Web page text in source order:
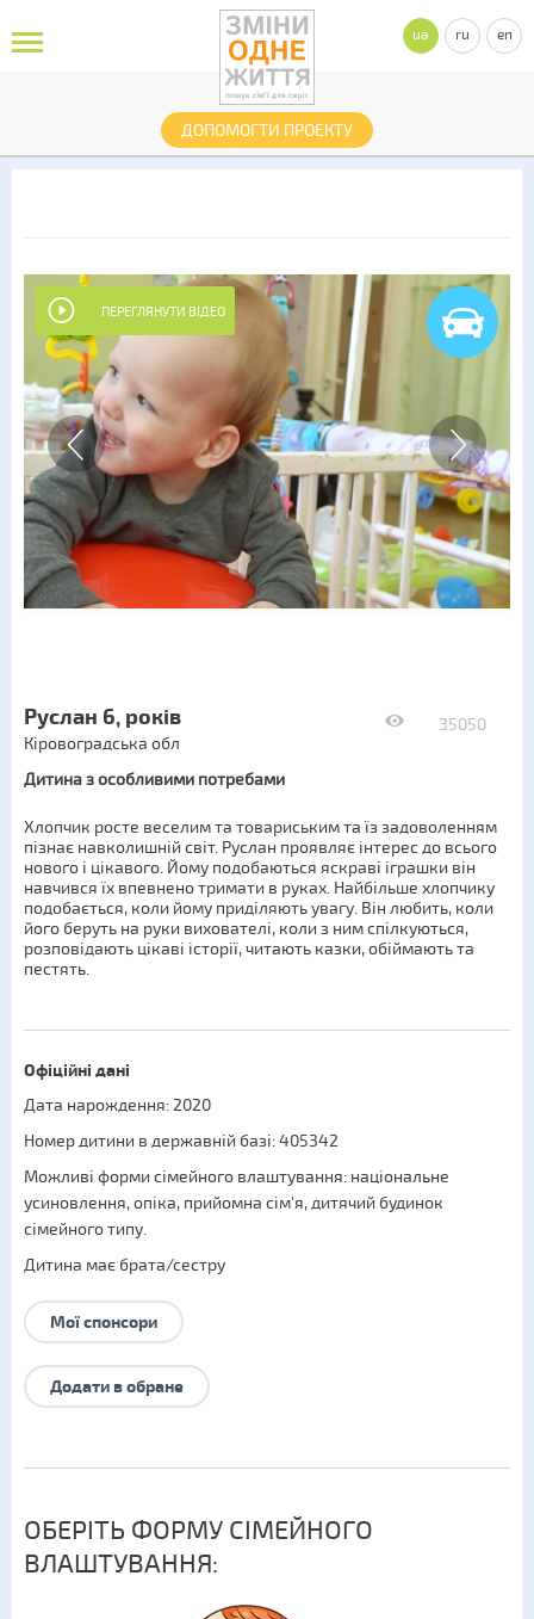
ДОПОМОГТИ ПРОЕКТУ
ua ru en
ПЕРЕГЛЯНУТИ ВІДЕО
35050
Руслан 6, років
Кіровоградська обл
Дитина з особливими потребами
Хлопчик росте веселим та товариським та їз задоволенням
пізнає навколишній світ. Руслан проявляє інтерес до всього
нового і цікавого. Йому подобаються яскраві іграшки він
навчився їх впевнено тримати в руках. Найбільше хлопчику
подобається, коли йому приділяють увагу. Він любить, коли
його беруть на руки вихователі, коли з ним спілкуються,
розповідають цікаві історії, читають казки, обіймають та
пестять.
Офіційні дані
Дата нарождення: 2020
Номер дитини в державній базі: 405342
Можливі форми сімейного влаштування: національне
усиновлення,опіка, прийомна сім'я,дитячий будинок
сімейного типу.
Дитина має брата/сестру
Мої спонсори
Додати в обране
ОБЕРІТЬ ФОРМУ СІМЕЙНОГО
ВЛАШТУВАННЯ: